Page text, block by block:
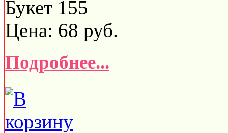
Букет 155
Цена: 68 руб.
Подробнее...